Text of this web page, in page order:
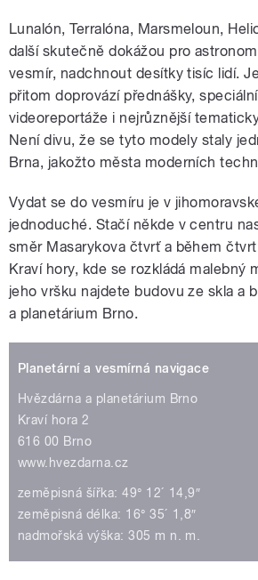
Lunalón, Terralóna, Marsmeloun,
další skutečně dokážou pro
vesmír, nadchnout desítky tisíc lidí.
přitom doprovází přednášky,
videoreportáže i nejrůznější
Není divu, že se tyto modely staly
Brna, jakožto města moderních
Vydat se do vesmíru je v
jednoduché. Stačí někde v centru
směr Masarykova čtvrť a během
Kraví hory, kde se rozkládá malebný
jeho vršku najdete budovu ze skla a
a planetárium Brno.
Planetární a vesmírná navigace
Hvězdárna a planetárium Brno
Kraví hora 2
616 00 Brno
www.hvezdarna.cz
zeměpisná šířka: 49° 12´ 14,9″
zeměpisná délka: 16° 35´ 1,8″
nadmořská výška: 305 m n. m.